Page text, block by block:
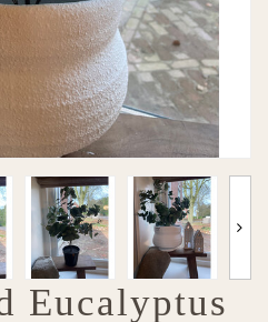
Eucalyptus